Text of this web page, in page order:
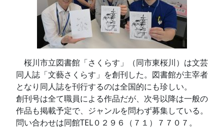
桜川市立図書館「さくらす」（同市東桜川）は文芸
同人誌「文藝さくらす」を創刊した。図書館が主宰者
となり同人誌を刊行するのは全国的にも珍しい。
創刊号は全て職員による作品だが、次号以降は一般の
作品も掲載予定で、ジャンルを問わず募集している。
問い合わせは同館TEL０２９６（７１）７７０７。